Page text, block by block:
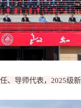
导师代表，2025级新